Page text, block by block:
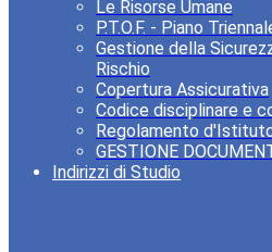
Le Risorse Umane
P.T.O.F. - Piano
Gestione della
Rischio
Copertura Assicurativa
Codice disciplinare e
Regolamento
GESTIONE
Indirizzi di Studio